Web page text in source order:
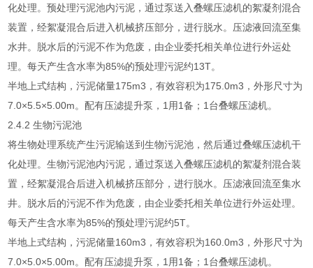
化处理。预处理污泥池内污泥，通过泵送入叠螺压滤机的絮凝剂混合
装置，经絮凝混合后进入机械挤压部分，进行脱水。压滤液回流至集
水井。脱水后的污泥不作为危废，由企业委托相关单位进行外运处
理。每天产生含水率为85%的预处理污泥约13T。
半地上式结构，污泥储量175m3，有效容积为175.0m3，外形尺寸为
7.0×5.5×5.00m。配有压滤提升泵，1用1备；1台叠螺压滤机。
2.4.2 生物污泥池
将生物处理系统产生污泥输送到生物污泥池，然后通过叠螺压滤机干
化处理。生物污泥池内污泥，通过泵送入叠螺压滤机的絮凝剂混合装
置，经絮凝混合后进入机械挤压部分，进行脱水。压滤液回流至集水
井。脱水后的污泥不作为危废，由企业委托相关单位进行外运处理。
每天产生含水率为85%的预处理污泥约5T。
半地上式结构，污泥储量160m3，有效容积为160.0m3，外形尺寸为
7.0×5.0×5.00m。配有压滤提升泵，1用1备；1台叠螺压滤机。